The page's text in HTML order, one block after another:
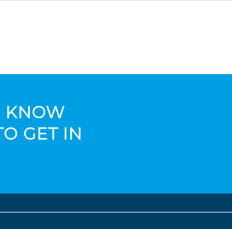
KNOW
GET IN